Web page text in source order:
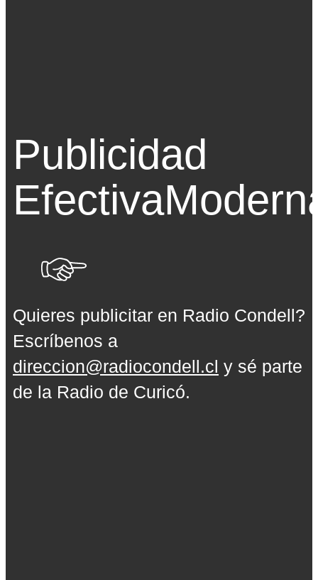
Publicidad
Efectiva
Quieres publicitar en Radio Condell?
Escríbenos a
direccion@radiocondell.cl y sé parte
de la Radio de Curicó.